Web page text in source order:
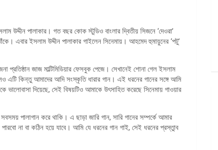
উদ্দীন পালাকার। গত বছর কোক স্টুডিও বাংলার দ্বিতীয় সিজনে ‘দেওরা’
এবার ইসলাম উদ্দীন পালাকার গাইলেন সিনেমায়। আহমেদ হুমায়ুনের ‘পটু’
প্রতিষ্ঠান জাজ মাল্টিমিডিয়ার ফেসবুক পেজে। সেখানেই শোনা গেল ইসলাম
এটি কিন্তু আমাদের আদি সংস্কৃতি ধারার গান। এই ধরনের গানের সঙ্গে আমি
দিয়েছে, সেই বিষয়টিও আমাকে উৎসাহিত করেছে সিনেমায় গাওয়ার
পালাগান করে থাকি। এ ছাড়া জারি গান, সারি গানের সম্পর্কে আমার
না বা কঠিন হয়ে যাবে। আমি যে ধরনের গান গাই, সেই ধরনের প্রস্তুাব